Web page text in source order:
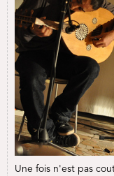
Une fois n'est pas